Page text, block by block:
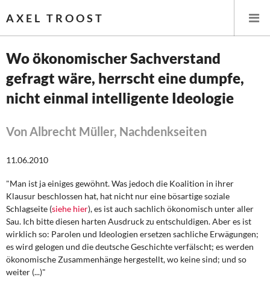
AXEL TROOST
Startseite
Leitlinien linker Wirtschafts- und Finanzpolitik
Wirtschaftspolitik
Steuer- und Finanzpolitik
Öffentliche Infrastruktur und Daseinsvorsorge
Eurokrise und Griechenland
DIE LINKE
Wo ökonomischer Sachverstand
gefragt wäre, herrscht eine dumpfe,
nicht einmal intelligente Ideologie
Von Albrecht Müller, Nachdenkseiten
11.06.2010
"Man ist ja einiges gewöhnt. Was jedoch die Koalition in ihrer
Klausur beschlossen hat, hat nicht nur eine bösartige soziale
Schlagseite (siehe hier), es ist auch sachlich ökonomisch unter aller
Sau. Ich bitte diesen harten Ausdruck zu entschuldigen. Aber es ist
wirklich so: Parolen und Ideologien ersetzen sachliche Erwägungen;
es wird gelogen und die deutsche Geschichte verfälscht; es werden
ökonomische Zusammenhänge hergestellt, wo keine sind; und so
weiter (...)"